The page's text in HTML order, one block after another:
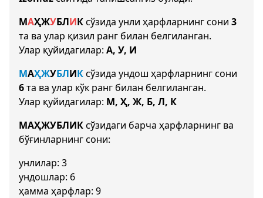
МАҲЖУБЛИКсўзида унли ҳарфларнинг сони 3
та ва улар қизил ранг билан белгиланган.
Улар қуйидагилар: А, У, И
МАҲЖУБЛИКсўзида ундош ҳарфларнинг сони
6та ва улар кўк ранг билан белгиланган.
Улар қуйидагилар: М, Ҳ, Ж, Б, Л, К
МАҲЖУБЛИКсўзидаги барча ҳарфларнинг ва
бўғинларнинг сони:
унлилар: 3
ундошлар: 6
ҳамма ҳарфлар: 9